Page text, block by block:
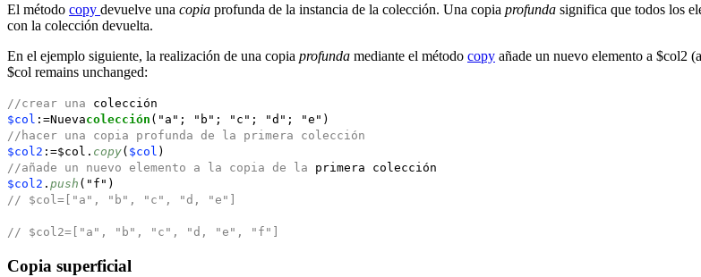
El método copy devuelve una copia profunda de la instancia de la colección. Una copia profunda significa que todos los
con la colección devuelta.
En el ejemplo siguiente, la realización de una copia profunda mediante el método copy añade un nuevo elemento a $col2
$col remains unchanged:
//crear una colección
$col :=Nuevacolección ("a"; "b"; "c"; "d"; "e")
//hacer una copia profunda de la primera colección
$col2 :=$col. copy( $col )
//añade un nuevo elemento a la copia de la primera colección
$col2 . push ("f")
// $col=["a", "b", "c", "d, "e"]
// $col2=["a", "b", "c", "d, "e", "f"]
Copia superficial